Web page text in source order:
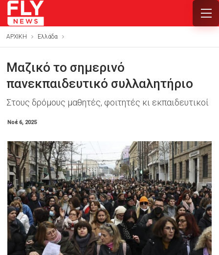
ΑΡΧΙΚΗ Ελλάδα
Μαζικό το σημερινό
πανεκπαιδευτικό συλλαλητήριο
Στους δρόμους μαθητές, φοιτητές κι εκπαιδευτικοί
Νοέ 6, 2025